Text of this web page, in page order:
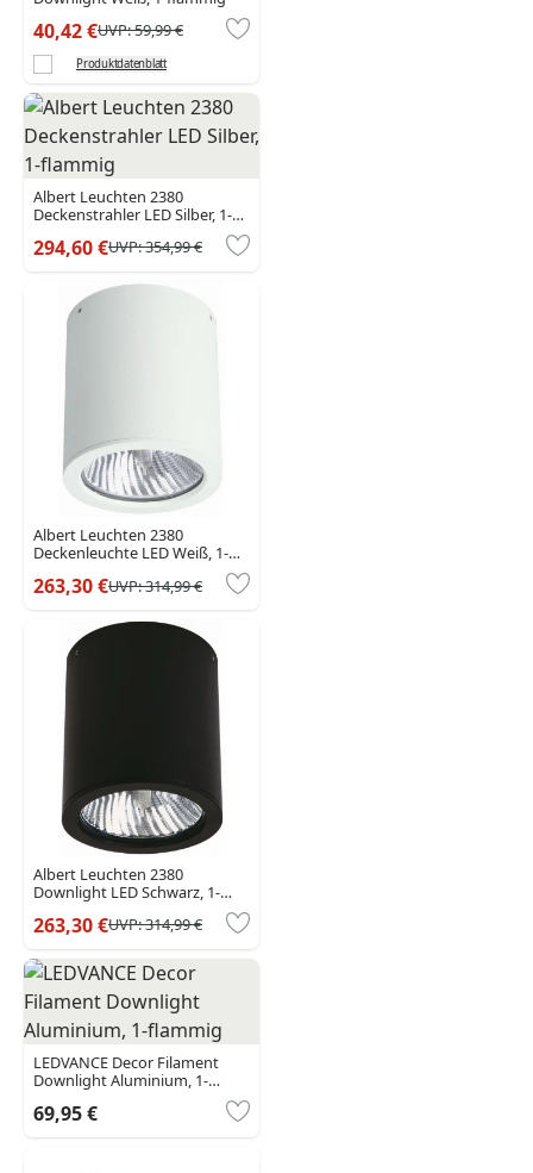
40,42 €UVP:59,99 €
Produktdatenblatt
Albert Leuchten 2380
Deckenstrahler LED Silber, 1-
294,60 €UVP:354,99 €
Albert Leuchten 2380
Deckenleuchte LED Weiß, 1-
263,30 €UVP:314,99 €
Albert Leuchten 2380
Downlight LED Schwarz, 1-
263,30 €UVP:314,99 €
LEDVANCE Decor Filament
Downlight Aluminium, 1-
69,95 €